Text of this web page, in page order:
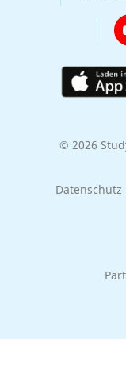
© 2026
Datenschutz